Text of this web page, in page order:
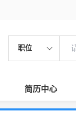
职位
简历中心